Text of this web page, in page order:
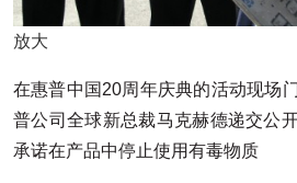
放大
在惠普中国20周年庆典的活动现场
普公司全球新总裁马克赫德递交公
承诺在产品中停止使用有毒物质